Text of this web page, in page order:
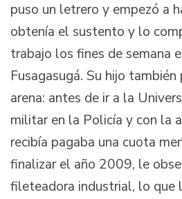
puso un letrero y empezó a
obtenía el sustento y lo
trabajo los fines de semana
Fusagasugá. Su hijo
arena: antes de ir a la
militar en la Policía y con la
recibía pagaba una cuota
finalizar el año 2009, le
fileteadora industrial, lo que